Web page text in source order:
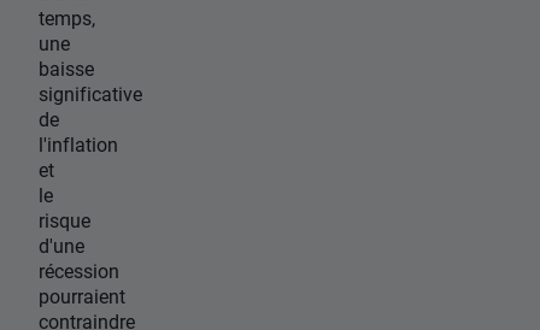
temps,
une
baisse
significative
de
l'inflation
et
le
risque
d'une
récession
pourraient
contraindre